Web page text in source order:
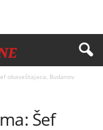
obaveštajaca, Budanov
Šef